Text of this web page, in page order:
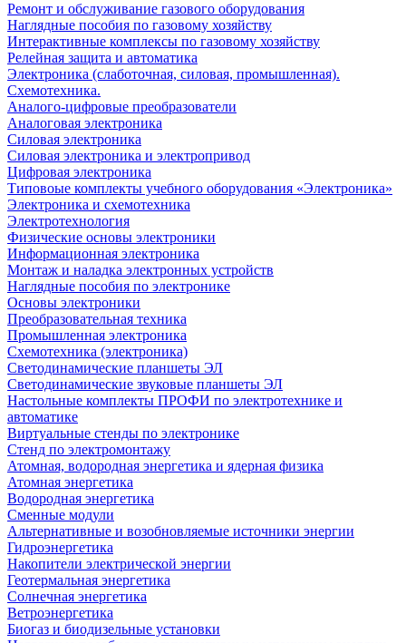
Ремонт и обслуживание газового оборудования
Наглядные пособия по газовому хозяйству
Интерактивные комплексы по газовому хозяйству
Релейная защита и автоматика
Электроника (слаботочная, силовая, промышленная).
Схемотехника.
Аналого-цифровые преобразователи
Аналоговая электроника
Cиловая электроника
Cиловая электроника и электропривод
Цифровая электроника
Типовоые комплекты учебного оборудования «Электроника»
Электроника и схемотехника
Электротехнология
Физические основы электроники
Информационная электроника
Монтаж и наладка электронных устройств
Наглядные пособия по электронике
Основы электроники
Преобразовательная техника
Промышленная электроника
Схемотехника (электроника)
Светодинамические планшеты ЭЛ
Светодинамические звуковые планшеты ЭЛ
Настольные комплекты ПРОФИ по электротехнике и
автоматике
Виртуальные стенды по электронике
Стенд по электромонтажу
Атомная, водородная энергетика и ядерная физика
Атомная энергетика
Водородная энергетика
Сменные модули
Альтернативные и возобновляемые источники энергии
Гидроэнергетика
Накопители электрической энергии
Геотермальная энергетика
Солнечная энергетика
Ветроэнергетика
Биогаз и биодизельные установки